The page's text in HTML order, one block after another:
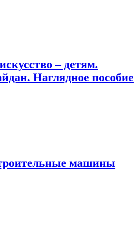
– детям.
Наглядное пособие
машины